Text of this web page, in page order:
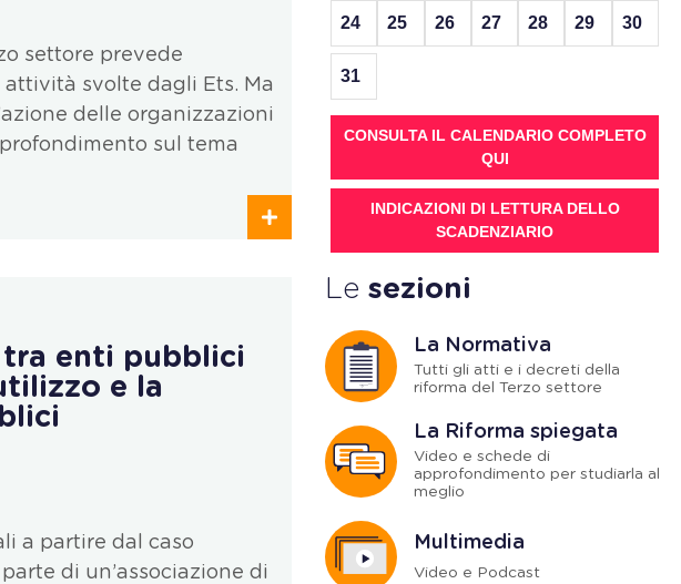
settore prevede
svolte dagli Ets. Ma
delle organizzazioni
sul tema
enti pubblici
e la
a partire dal caso
di un’associazione di
24 25 26 27 28 29 30
31
CONSULTA IL CALENDARIO COMPLETO
QUI
INDICAZIONI DI LETTURA DELLO
SCADENZIARIO
Le sezioni
La Normativa
Tutti gli atti e i decreti della
riforma del Terzo settore
La Riforma spiegata
Video e schede di
approfondimento per studiarla al
meglio
Multimedia
Video e Podcast